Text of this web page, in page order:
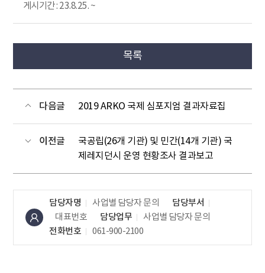
게시기간 : 23.8.25. ~
목록
다음글 2019 ARKO 국제 심포지엄 결과자료집
이전글
국공립(26개 기관) 및 민간(14개 기관) 국
제레지던시 운영 현황조사 결과보고
담당자명 사업별 담당자 문의
담당부서
대표번호
담당업무
사업별 담당자 문의
전화번호
061-900-2100